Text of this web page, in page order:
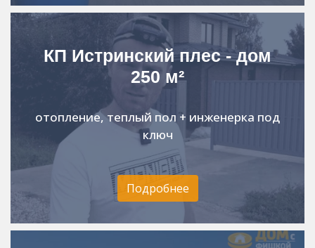
КП Истринский плес - дом
250 м²
отопление, теплый пол + инженерка под
ключ
Подробнее